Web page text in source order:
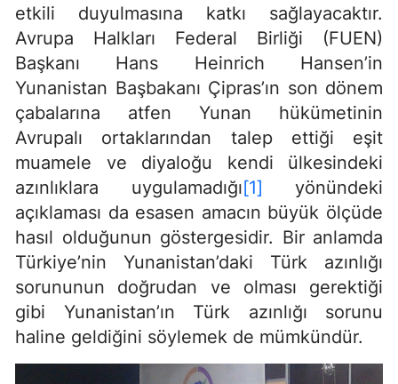
etkili duyulmasına katkı sağlayacaktır.
Avrupa Halkları Federal Birliği (FUEN)
Başkanı Hans Heinrich Hansen’in
Yunanistan Başbakanı Çipras’ın son dönem
çabalarına atfen Yunan hükümetinin
Avrupalı ortaklarından talep ettiği eşit
muamele ve diyaloğu kendi ülkesindeki
azınlıklara uygulamadığı[1] yönündeki
açıklaması da esasen amacın büyük ölçüde
hasıl olduğunun göstergesidir. Bir anlamda
Türkiye’nin Yunanistan’daki Türk azınlığı
sorununun doğrudan ve olması gerektiği
gibi Yunanistan’ın Türk azınlığı sorunu
haline geldiğini söylemek de mümkündür.